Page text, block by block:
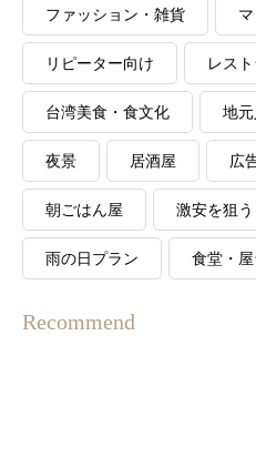
ファッション・雑貨
リピーター向け レス
台湾美食・食文化 地
夜景 居酒屋 広
朝ごはん屋 激安を狙う
雨の日プラン 食堂・
Recommend